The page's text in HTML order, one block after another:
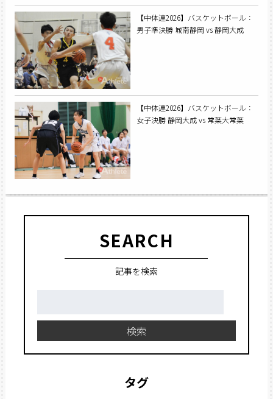
【中体連2026】バスケットボール：
男子準決勝 城南静岡 vs 静岡大成
【中体連2026】バスケットボール：
女子決勝 静岡大成 vs 常葉大常葉
SEARCH
記事を検索
検索
タグ